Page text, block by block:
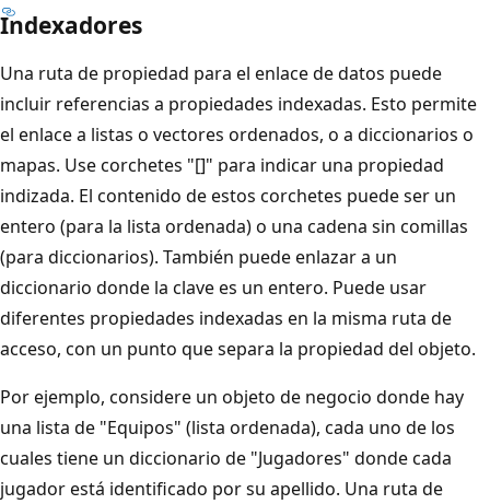
Indexadores
Una ruta de propiedad para el enlace de datos puede
incluir referencias a propiedades indexadas. Esto permite
el enlace a listas o vectores ordenados, o a diccionarios o
mapas. Use corchetes "[]" para indicar una propiedad
indizada. El contenido de estos corchetes puede ser un
entero (para la lista ordenada) o una cadena sin comillas
(para diccionarios). También puede enlazar a un
diccionario donde la clave es un entero. Puede usar
diferentes propiedades indexadas en la misma ruta de
acceso, con un punto que separa la propiedad del objeto.
Por ejemplo, considere un objeto de negocio donde hay
una lista de "Equipos" (lista ordenada), cada uno de los
cuales tiene un diccionario de "Jugadores" donde cada
jugador está identificado por su apellido. Una ruta de